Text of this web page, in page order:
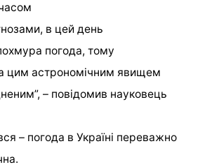
в цей день
погода, тому
цим астрономічним явищем
– повідомив науковець
– погода в Україні переважно